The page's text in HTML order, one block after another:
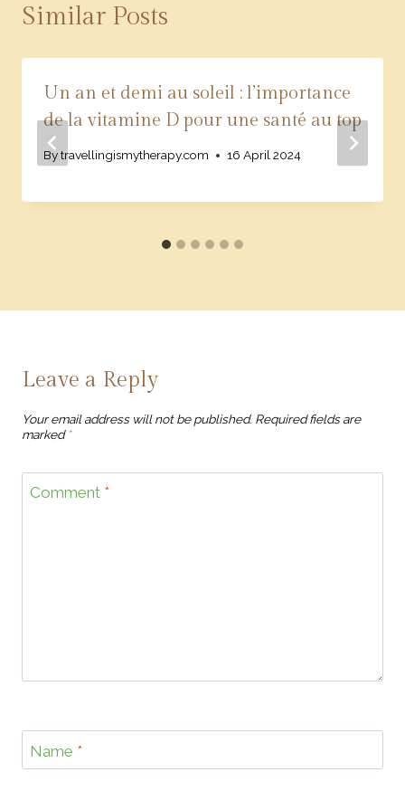
Similar Posts
Un an et demi au soleil : l’importance
de la vitamine D pour une santé au top
Bytravellingismytherapy.com 16 April 2024
Leave a Reply
Your email address will not be published. Required fields are
marked *
Comment *
Name *